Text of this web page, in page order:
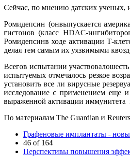
Сейчас, по мнению датских
Ромидепсин (онвыпускается
гистонов (класс HDAC-
Ромидепсинв ходе активации Т-
делая тем самым их уязвимыми
Всегов испытании
испытуемых отмечалось резкое
установить все ли вирусные
исследование с применением еще
выраженной активации
По материалам The Guardian и Reuters
Графеновые имплантаты -
46 of 164
Перспективы повышения